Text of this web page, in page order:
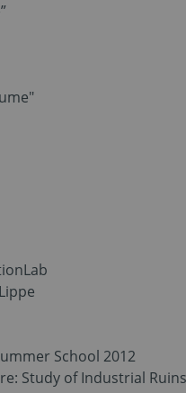
School 2012
Study of Industrial Ruins"